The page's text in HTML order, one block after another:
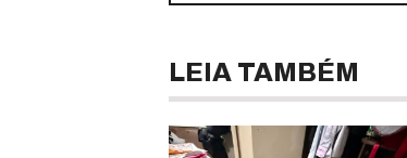
LEIA TAMBÉM